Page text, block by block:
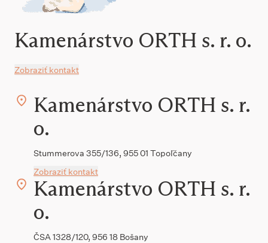
Kamenárstvo ORTH s. r. o.
Zobraziť kontakt
Kamenárstvo ORTH s. r.
o.
Stummerova 355/136, 955 01 Topoľčany
Zobraziť kontakt
Kamenárstvo ORTH s. r.
o.
ČSA 1328/120, 956 18 Bošany